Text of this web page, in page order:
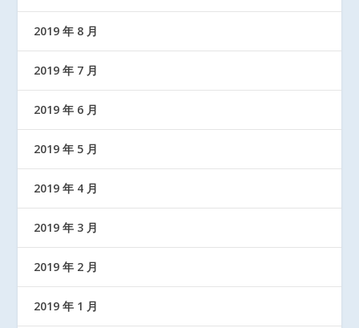
2019 年 8 月
2019 年 7 月
2019 年 6 月
2019 年 5 月
2019 年 4 月
2019 年 3 月
2019 年 2 月
2019 年 1 月